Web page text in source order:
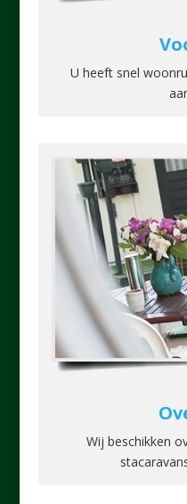
U heeft snel
Wij beschikken